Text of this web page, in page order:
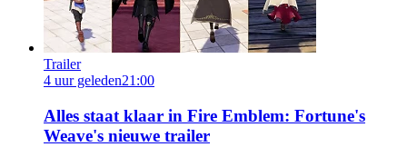
Trailer
4 uur geleden21:00
Alles staat klaar in Fire Emblem: Fortune's
Weave's nieuwe trailer